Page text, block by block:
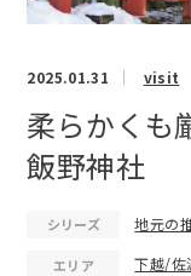
2025.01.31 visit
柔らかく
飯野神社
シリーズ 地元の
エリア 下越/佐